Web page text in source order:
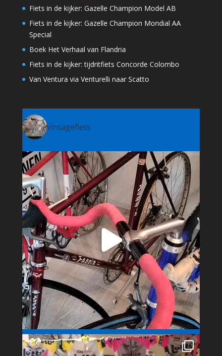
Fiets in de kijker: Gazelle Champion Model AB
Fiets in de kijker: Gazelle Champion Mondial AA
Special
Boek Het Verhaal van Flandria
Fiets in de kijker: tijdritfiets Concorde Colombo
Van Ventura via Venturelli naar Scatto
vintagefiets